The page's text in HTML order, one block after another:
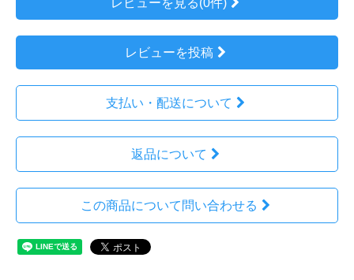
レビューを投稿
支払い・配送について
返品について
この商品について問い合わせる